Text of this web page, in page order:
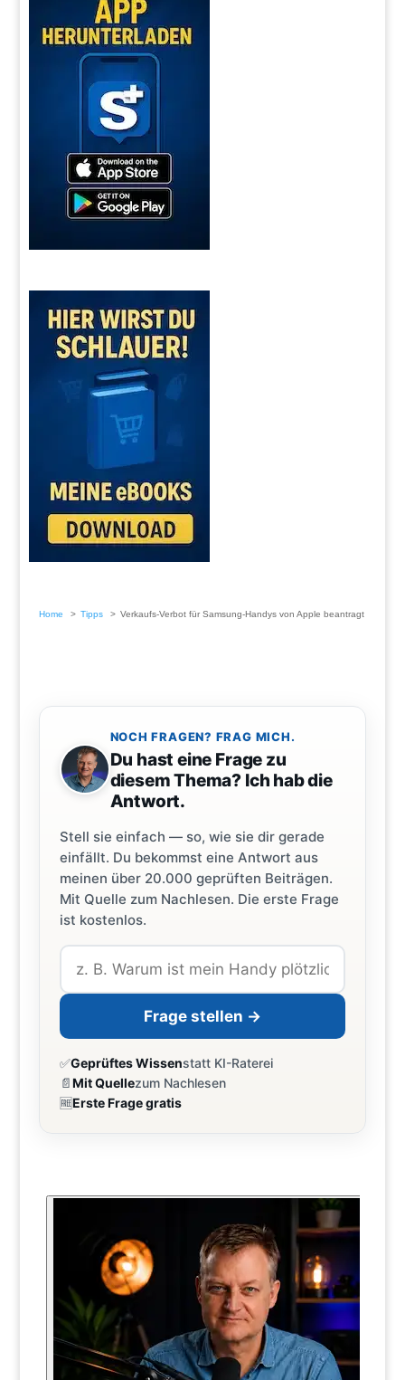
Home Tipps Verkaufs-Verbot für Samsung-Handys von Apple beantragt
NOCH FRAGEN? FRAG MICH.
Du hast eine Frage zu
diesem Thema? Ich hab die
Antwort.
Stell sie einfach — so, wie sie dir gerade
einfällt. Du bekommst eine Antwort aus
meinen über 20.000 geprüften Beiträgen.
Mit Quelle zum Nachlesen. Die erste Frage
ist kostenlos.
Frage stellen →
✅Geprüftes Wissenstatt KI-Raterei
📄Mit Quellezum Nachlesen
🆓Erste Frage gratis